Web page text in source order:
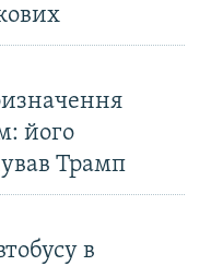
його
Трамп
в